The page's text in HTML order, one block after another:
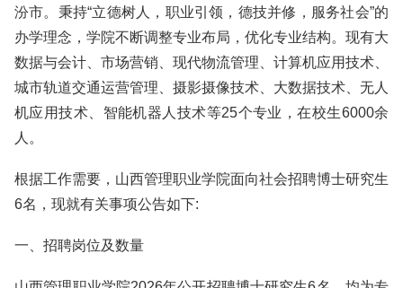
汾市。秉持“立德树人，职业引领，德技并修，服务社会”的
办学理念，学院不断调整专业布局，优化专业结构。现有大
数据与会计、市场营销、现代物流管理、计算机应用技术、
城市轨道交通运营管理、摄影摄像技术、大数据技术、无人
机应用技术、智能机器人技术等25个专业，在校生6000余
人。
根据工作需要，山西管理职业学院面向社会招聘博士研究生
6名，现就有关事项公告如下:
一、招聘岗位及数量